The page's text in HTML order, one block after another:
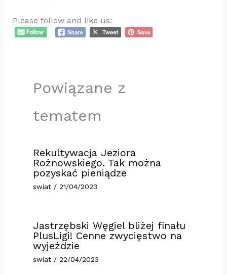
Please follow and like us:
Powiązane z
tematem
Rekultywacja Jeziora
Rożnowskiego. Tak można
pozyskać pieniądze
swiat/ 21/04/2023
Jastrzębski Węgiel bliżej finału
PlusLigi! Cenne zwycięstwo na
wyjeździe
swiat/ 22/04/2023